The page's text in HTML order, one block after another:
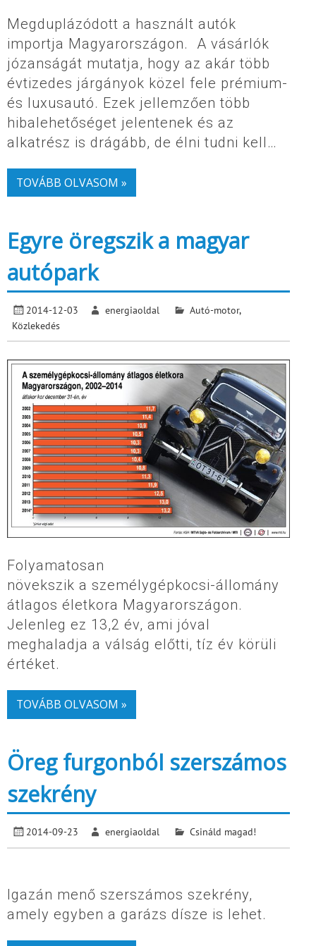
Megduplázódott a használt autók
importja Magyarországon. A vásárlók
józanságát mutatja, hogy az akár több
évtizedes járgányok közel fele prémium-
és luxusautó. Ezek jellemzően több
hibalehetőséget jelentenek és az
alkatrész is drágább, de élni tudni kell…
TOVÁBB OLVASOM »
Egyre öregszik a magyar
autópark
2014-12-03 energiaoldal Autó-motor,
Közlekedés
Folyamatosan
növekszik a személygépkocsi-állomány
átlagos életkora Magyarországon.
Jelenleg ez 13,2 év, ami jóval
meghaladja a válság előtti, tíz év körüli
értéket.
TOVÁBB OLVASOM »
Öreg furgonból szerszámos
szekrény
2014-09-23 energiaoldal Csináld magad!
Igazán menő szerszámos szekrény,
amely egyben a garázs dísze is lehet.